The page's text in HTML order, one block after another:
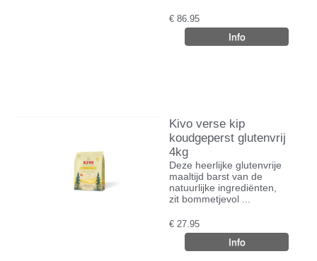
€ 86.95
Kivo verse kip
koudgeperst glutenvrij
4kg
Deze heerlijke glutenvrije
maaltijd barst van de
natuurlijke ingrediënten,
zit bommetjevol ...
€ 27.95